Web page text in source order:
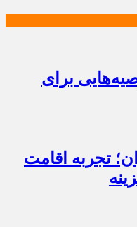
برای
تجربه اقامت